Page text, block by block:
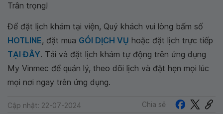
Trân trọng!
Để đặt lịch khám tại viện, Quý khách vui lòng bấm số
HOTLINE, đặt mua GÓI DỊCH VỤ hoặc đặt lịch trực tiếp
TẠI ĐÂY. Tải và đặt lịch khám tự động trên ứng dụng
My Vinmec để quản lý, theo dõi lịch và đặt hẹn mọi lúc
mọi nơi ngay trên ứng dụng.
Cập nhật: 22-07-2024 Chia sẻ